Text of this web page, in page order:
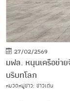
27/02/2569
มฟล. หนุนเครือข่า
บริบทโลก
หมวดหมู่ข่าว: ข่าวเด่น